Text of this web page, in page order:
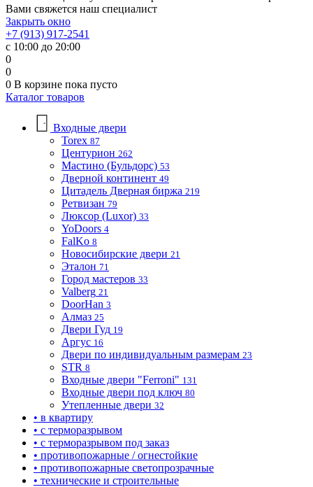
Вами свяжется наш специалист
Закрыть окно
+7 (913) 917-2541
с 10:00 до 20:00
0
0
0 В корзине пока пусто
Каталог товаров
Входные двери
Torex 87
Центурион 262
Мастино (Бульдорс) 53
Дверной континент 49
Цитадель Дверная биржа 219
Ретвизан 79
Люксор (Luxor) 33
YoDoors 4
FalKo 8
Новосибирские двери 21
Эталон 71
Город мастеров 33
Valberg 21
DoorHan 3
Алмаз 25
Двери Гуд 19
Аргус 16
Двери по индивидуальным размерам 23
STR 8
Входные двери "Ferroni" 131
Входные двери под ключ 80
Утепленные двери 32
• в квартиру
• с терморазрывом
• с терморазрывом под заказ
• противопожарные / огнестойкие
• противопожарные светопрозрачные
• технические и строительные